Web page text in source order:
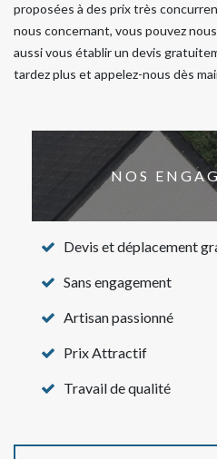
proposées à des prix très
nous concernant, vous pouvez
aussi vous établir un devis
tardez plus et appelez-nous dès
NOS
Devis et déplacement
Sans engagement
Artisan passionné
Prix Attractif
Travail de qualité